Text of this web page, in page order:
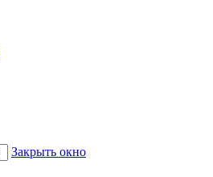
Закрыть окно